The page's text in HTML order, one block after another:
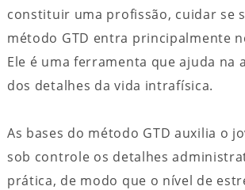
constituir uma profissão, cuidar se
método GTD entra principalmente
Ele é uma ferramenta que ajuda na
dos detalhes da vida intrafísica.
As bases do método GTD auxilia o
sob controle os detalhes
prática, de modo que o nível de